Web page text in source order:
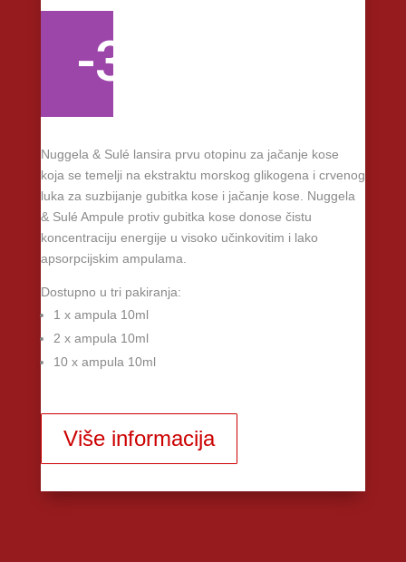
-30%
Nuggela & Sulé lansira prvu otopinu za jačanje kose
koja se temelji na ekstraktu morskog glikogena i crvenog
luka za suzbijanje gubitka kose i jačanje kose. Nuggela
& Sulé Ampule protiv gubitka kose donose čistu
koncentraciju energije u visoko učinkovitim i lako
apsorpcijskim ampulama.
Dostupno u tri pakiranja:
1 x ampula 10ml
2 x ampula 10ml
10 x ampula 10ml
Više informacija